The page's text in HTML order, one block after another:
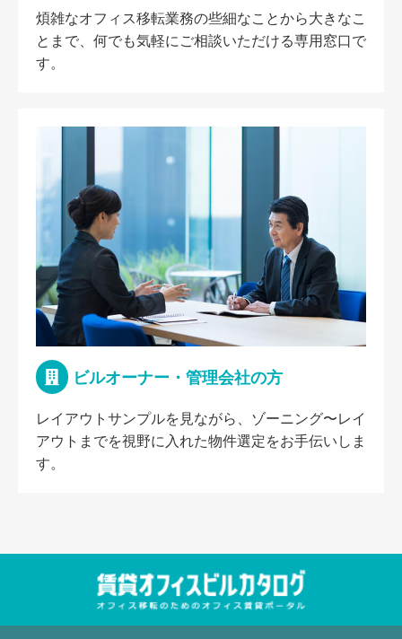
煩雑なオフィス移転業務の些細なことから大きなこ
とまで、何でも気軽にご相談いただける専用窓口で
す。
ビルオーナー・管理会社の方
レイアウトサンプルを見ながら、ゾーニング〜レイ
アウトまでを視野に入れた物件選定をお手伝いしま
す。